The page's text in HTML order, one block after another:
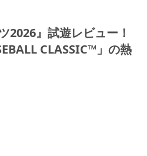
2026』試遊レビュー！
CLASSIC™」の熱